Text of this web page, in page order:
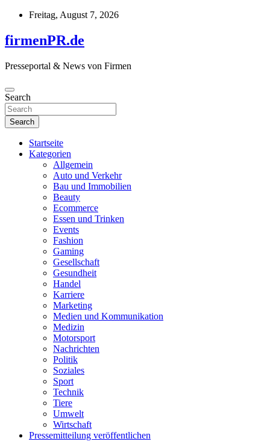
Skip
content
Freitag, August 7, 2026
firmenPR.de
Presseportal & News von Firmen
Search
Search
Startseite
Kategorien
Allgemein
Auto und Verkehr
Bau und Immobilien
Beauty
Ecommerce
Essen und Trinken
Events
Fashion
Gaming
Gesellschaft
Gesundheit
Handel
Karriere
Marketing
Medien und Kommunikation
Medizin
Motorsport
Nachrichten
Politik
Soziales
Sport
Technik
Tiere
Umwelt
Wirtschaft
Pressemitteilung veröffentlichen